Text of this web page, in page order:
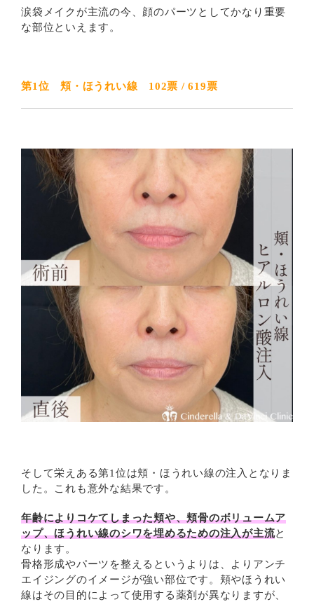
涙袋メイクが主流の今、顔のパーツとしてかなり重要
な部位といえます。
第1位 頬・ほうれい線 102票 / 619票
そして栄えある第1位は頬・ほうれい線の注入となりま
した。これも意外な結果です。
年齢によりコケてしまった頬や、頬骨のボリュームア
ップ、ほうれい線のシワを埋めるための注入が主流と
なります。
骨格形成やパーツを整えるというよりは、よりアンチ
エイジングのイメージが強い部位です。頬やほうれい
線はその目的によって使用する薬剤が異なりますが、